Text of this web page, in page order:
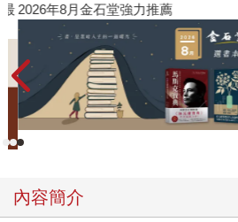
2026年8月金石堂強力推薦
內容簡介